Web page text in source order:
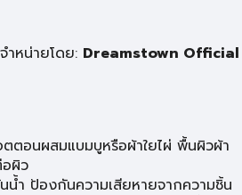
ำหน่ายโดย: Dreamstown Official
ตอนผสมแบมบูหรือผ้าใยไผ่ พื้นผิวผ้า
ผิว
น้ำ ป้องกันความเสียหายจากความชิ้น